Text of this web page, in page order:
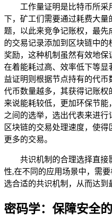
工作量证明是比特币所采
下，矿工们需要通过耗费大
题，以此来竞争记账权，最
的交易记录添加到区块链中
奖励，这种机制虽然有效地
在着能耗过高、效率低下等
益证明则根据节点持有的代
代币数量越多，其获得记账
来说能耗较低，更加环保节
之间的选举，选出代表来进
区块链的交易处理速度，使
更多的交易。
共识机制的合理选择直接
性,在不同的应用场景中，需
选合适的共识机制，从而达到
密码学：保障安全